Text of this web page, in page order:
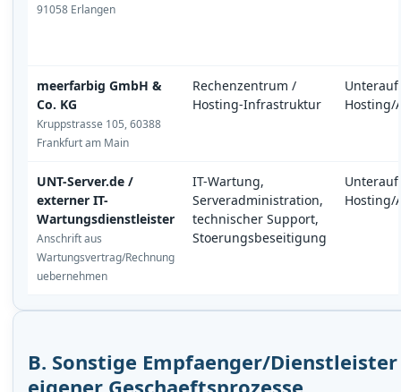
91058 Erlangen
meerfarbig GmbH &
Co. KG
Kruppstrasse 105, 60388
Frankfurt am Main
Rechenzentrum /
Hosting-Infrastruktur
Hosting/
UNT-Server.de /
externer IT-
Wartungsdienstleister
Anschrift aus
Wartungsvertrag/Rechnung
uebernehmen
IT-Wartung,
Serveradministration,
technischer Support,
Stoerungsbeseitigung
Hosting/
B. Sonstige Empfaenger/Dienstleister
eigener Geschaeftsprozesse